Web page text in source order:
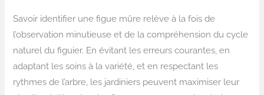
Savoir identifier une figue mûre relève à la fois de
l’observation minutieuse et de la compréhension du cycle
naturel du figuier. En évitant les erreurs courantes, en
adaptant les soins à la variété, et en respectant les
rythmes de l’arbre, les jardiniers peuvent maximiser leur